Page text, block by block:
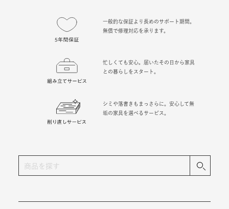
一般的な保証より長めのサポート期間。
無償で修理対応を承ります。
忙しくても安心。届いたその日から家具
との暮らしをスタート。
シミや落書きもまっさらに。安心して無
垢の家具を選べるサービス。